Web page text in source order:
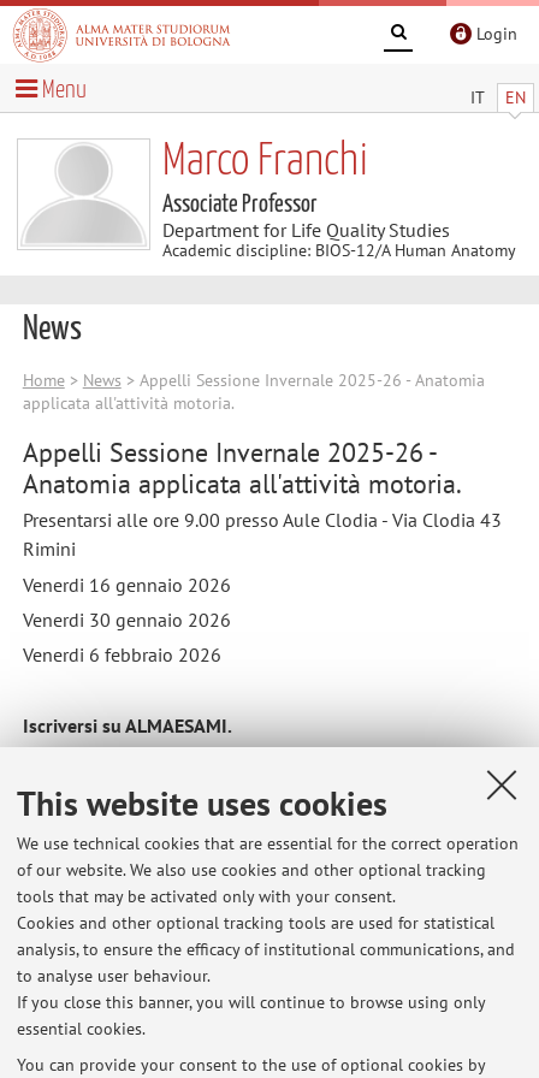
This website uses cookies
We use technical cookies that are essential for the correct operation
of our website. We also use cookies and other optional tracking
tools that may be activated only with your consent.
Cookies and other optional tracking tools are used for statistical
analysis, to ensure the efficacy of institutional communications, and
to analyse user behaviour.
If you close this banner, you will continue to browse using only
essential cookies.
You can provide your consent to the use of optional cookies by
Login
IT EN
Menu
Marco Franchi
Associate Professor
Department for Life Quality Studies
Academic discipline: BIOS-12/A Human Anatomy
News
Home> News > Appelli Sessione Invernale 2025-26 - Anatomia
applicata all'attività motoria.
Appelli Sessione Invernale 2025-26 -
Anatomia applicata all'attività motoria.
Presentarsi alle ore 9.00 presso Aule Clodia - Via Clodia 43
Rimini
Venerdi 16 gennaio 2026
Venerdi 30 gennaio 2026
Venerdi 6 febbraio 2026
Iscriversi su ALMAESAMI.
Latest news
Appelli Sessione Estiva 2025-26 - Anatomia applicata all'attività
motoria.
Published on: April 29 2026
Precisazioni in merito ad iscrizione esami di gennaio e febbraio
Published on: December 29 2025